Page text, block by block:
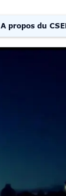
A propos du